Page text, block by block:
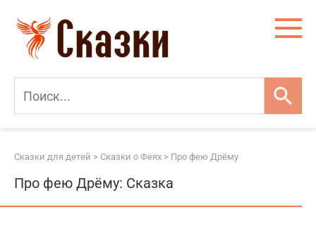
контенту
Сказки для детей > Сказки о Феях > Про фею Дрёму
Про фею Дрёму: Сказка